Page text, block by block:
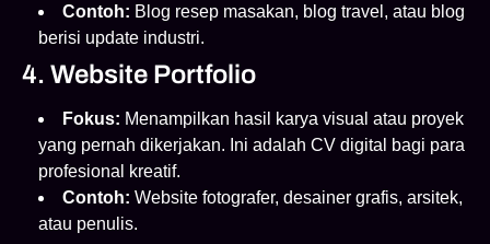
Contoh: Blog resep masakan, blog travel, atau blog
berisi update industri.
4. Website Portfolio
Fokus: Menampilkan hasil karya visual atau proyek
yang pernah dikerjakan. Ini adalah CV digital bagi para
profesional kreatif.
Contoh: Website fotografer, desainer grafis, arsitek,
atau penulis.